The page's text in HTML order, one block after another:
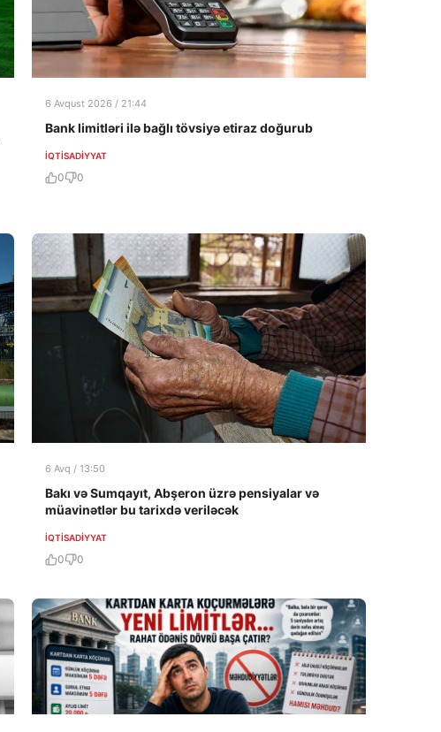
6 Avqust 2026 / 21:44
Bank limitləri ilə bağlı tövsiyə etiraz doğurub
İQTISADIYYAT
0 0
6 Avq / 13:50
Bakı və Sumqayıt, Abşeron üzrə pensiyalar və
müavinətlər bu tarixdə veriləcək
İQTISADIYYAT
0 0